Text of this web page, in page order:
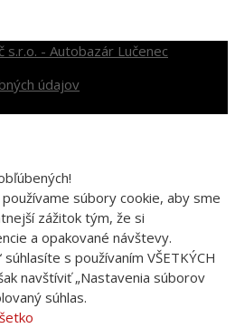
s.r.o. - Autobazár Lučenec
údajov
súbory cookie, aby sme
zážitok tým, že si
a opakované návštevy.
s používaním VŠETKÝCH
navštíviť „Nastavenia súborov
súhlas.